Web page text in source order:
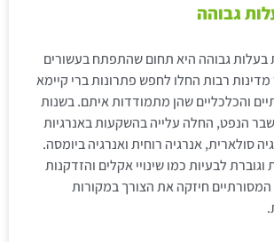
גבוהה
גבוהה היא תחום שהתפתח בעשורים
רבות החלו לחפש פתרונות ברי קיימא
והכלכליים שהן מתמודדות איתם. בשנות
משבר הנפט, החלה עלייה בהשקעות באנרגיות
סולארית, אנרגיה רוחית ואנרגיה ביומסה.
לבעיות כמו שינויי אקלים והזדקנות
חיזקה את הצורך במקורות